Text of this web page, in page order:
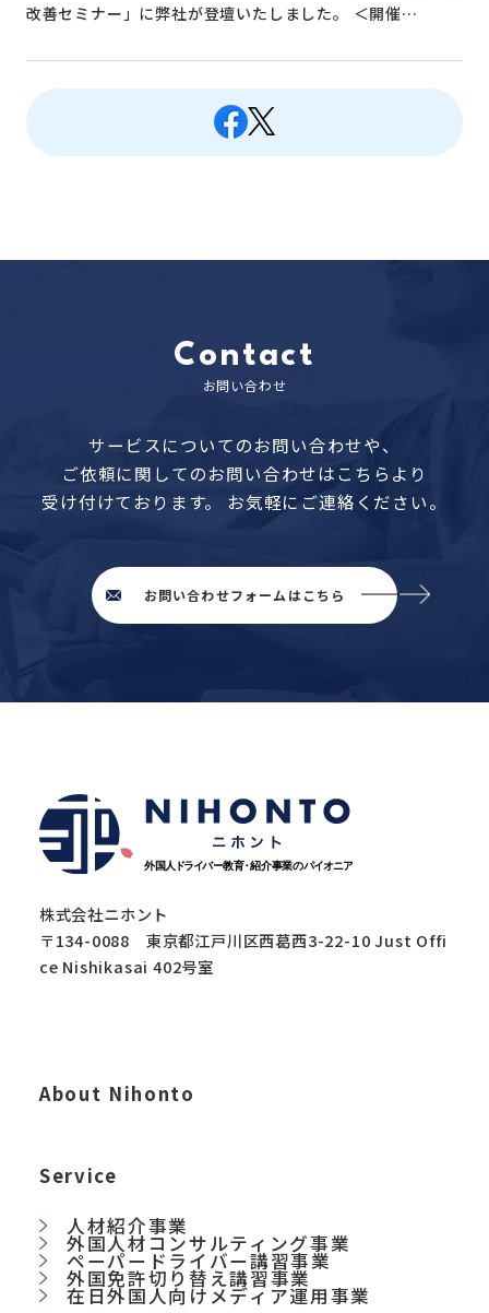
改善セミナー」に弊社が登壇いたしました。 ＜開催…
Contact
お問い合わせ
サービスについてのお問い合わせや、
ご依頼に関してのお問い合わせはこちらより
受け付けております。
お気軽にご連絡ください。
お問い合わせフォームはこちら
株式会社ニホント
〒134-0088 東京都江戸川区西葛西3-22-10 Just Offi
ce Nishikasai 402号室
About Nihonto
Service
人材紹介事業
外国人材コンサルティング事業
ペーパードライバー講習事業
外国免許切り替え講習事業
在日外国人向けメディア運用事業